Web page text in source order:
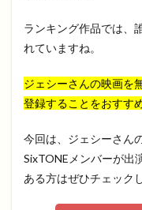
ランキング作品では、
れていますね。
ジェシーさんの映画を
登録することをおすす
今回は、ジェシーさん
SixTONEメンバーが出
ある方はぜひチェック